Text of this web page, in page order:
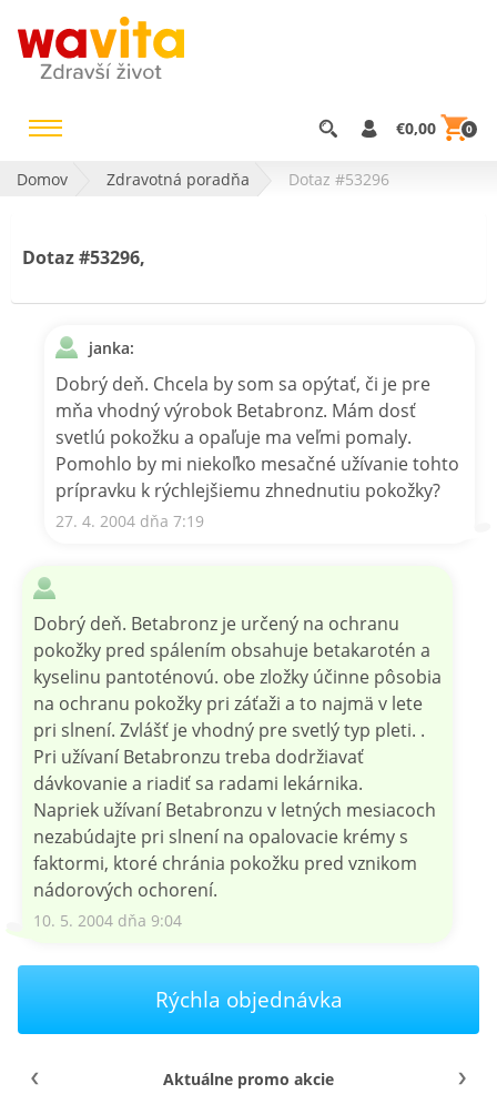
€0,00 0
Domov Zdravotná poradňa Dotaz #53296
Dotaz #53296,
janka:
Dobrý deň. Chcela by som sa opýtať, či je pre
mňa vhodný výrobok Betabronz. Mám dosť
svetlú pokožku a opaľuje ma veľmi pomaly.
Pomohlo by mi niekoľko mesačné užívanie tohto
prípravku k rýchlejšiemu zhnednutiu pokožky?
27. 4. 2004 dňa 7:19
Dobrý deň. Betabronz je určený na ochranu
pokožky pred spálením obsahuje betakarotén a
kyselinu pantoténovú. obe zložky účinne pôsobia
na ochranu pokožky pri záťaži a to najmä v lete
pri slnení. Zvlášť je vhodný pre svetlý typ pleti. .
Pri užívaní Betabronzu treba dodržiavať
dávkovanie a riadiť sa radami lekárnika.
Napriek užívaní Betabronzu v letných mesiacoch
nezabúdajte pri slnení na opalovacie krémy s
faktormi, ktoré chránia pokožku pred vznikom
nádorových ochorení.
10. 5. 2004 dňa 9:04
Rýchla objednávka
Aktuálne promo akcie